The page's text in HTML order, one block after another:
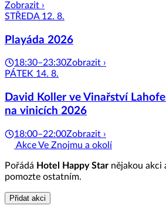
Zobrazit ›
STŘEDA 12. 8.
Playáda 2026
18:30–23:30Zobrazit ›
PÁTEK 14. 8.
David Koller ve Vinařství
na vinicích 2026
18:00–22:00Zobrazit ›
Akce Ve Znojmu a okolí
Pořádá Hotel Happy Star nějakou akci
pomozte ostatním.
Přidat akci